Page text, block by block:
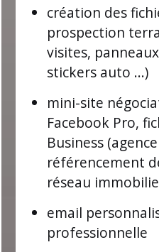
création des
prospection
visites,
stickers auto ...)
mini-site
Facebook Pro,
Business
référencement
réseau
email
professionnelle